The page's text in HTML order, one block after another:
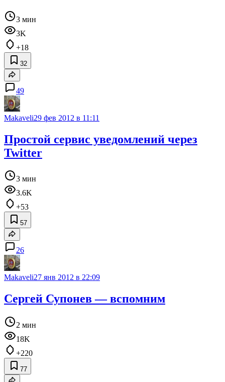
3 мин
3K
+18
32
49
Makaveli29 фев 2012 в 11:11
Простой сервис уведомлений через
Twitter
3 мин
3.6K
+53
57
26
Makaveli27 янв 2012 в 22:09
Сергей Супонев — вспомним
2 мин
18K
+220
77